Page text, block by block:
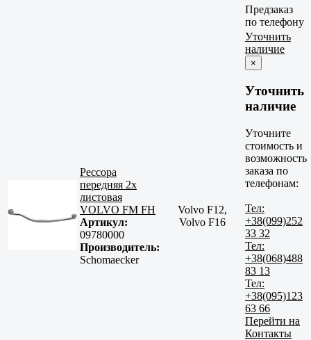
Предзаказ
по телефону
Рессора
передняя 2х
листовая
VOLVO FM FH
Артикул:
09780000
Производитель:
Schomaecker
Volvo F12,
Volvo F16
Уточнить
наличие
×
Уточнить
наличие
Уточните
стоимость и
возможность
заказа по
телефонам:
Тел:
+38(099)252
33 32
Тел:
+38(068)488
83 13
Тел:
+38(095)123
63 66
Перейти на
Контакты